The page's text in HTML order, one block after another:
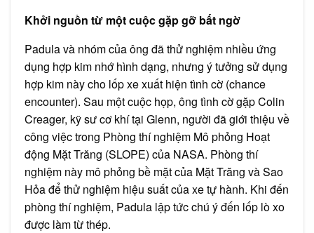
Khởi nguồn từ một cuộc gặp gỡ bất ngờ
Padula và nhóm của ông đã thử nghiệm nhiều ứng
dụng hợp kim nhớ hình dạng, nhưng ý tưởng sử dụng
hợp kim này cho lốp xe xuất hiện tình cờ (chance
encounter). Sau một cuộc họp, ông tình cờ gặp Colin
Creager, kỹ sư cơ khí tại Glenn, người đã giới thiệu về
công việc trong Phòng thí nghiệm Mô phỏng Hoạt
động Mặt Trăng (SLOPE) của NASA. Phòng thí
nghiệm này mô phỏng bề mặt của Mặt Trăng và Sao
Hỏa để thử nghiệm hiệu suất của xe tự hành. Khi đến
phòng thí nghiệm, Padula lập tức chú ý đến lốp lò xo
được làm từ thép.